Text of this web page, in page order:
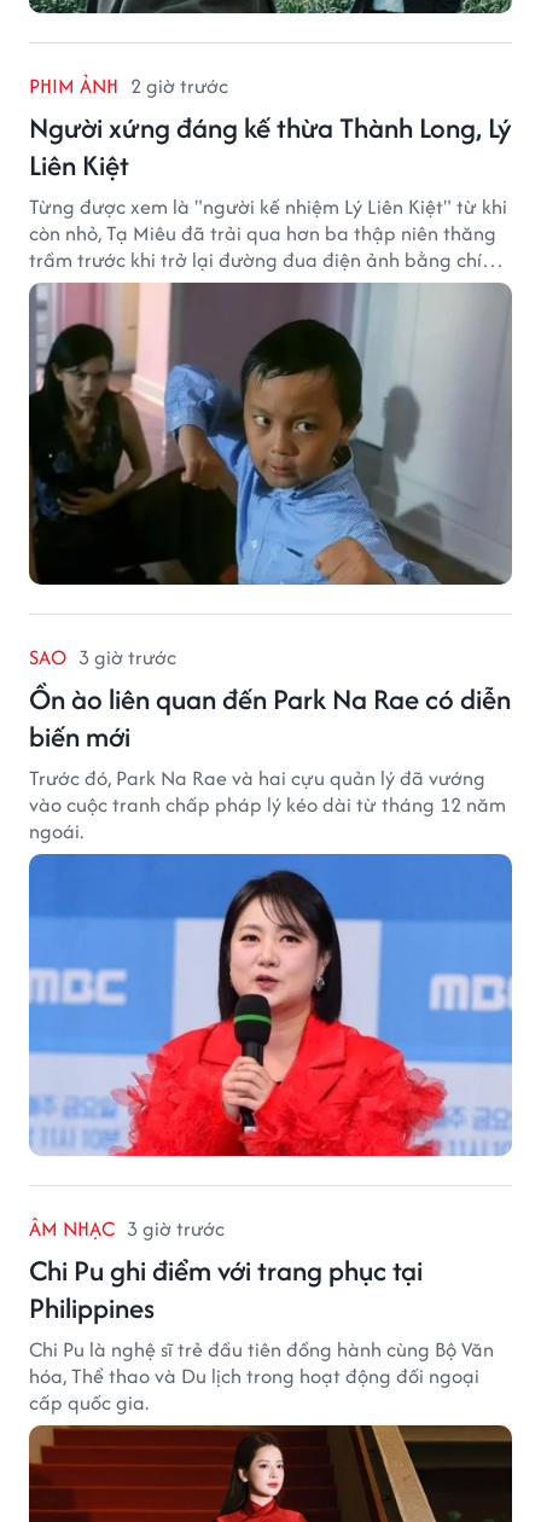
PHIM ẢNH 2 giờ trước
Người xứng đáng kế thừa Thành Long, Lý
Liên Kiệt
Từng được xem là "người kế nhiệm Lý Liên Kiệt" từ khi
còn nhỏ, Tạ Miêu đã trải qua hơn ba thập niên thăng
trầm trước khi trở lại đường đua điện ảnh bằng chính
sở trường võ thuật.
SAO 3 giờ trước
Ồn ào liên quan đến Park Na Rae có diễn
biến mới
Trước đó, Park Na Rae và hai cựu quản lý đã vướng
vào cuộc tranh chấp pháp lý kéo dài từ tháng 12 năm
ngoái.
ÂM NHẠC 3 giờ trước
Chi Pu ghi điểm với trang phục tại
Philippines
Chi Pu là nghệ sĩ trẻ đầu tiên đồng hành cùng Bộ Văn
hóa, Thể thao và Du lịch trong hoạt động đối ngoại
cấp quốc gia.